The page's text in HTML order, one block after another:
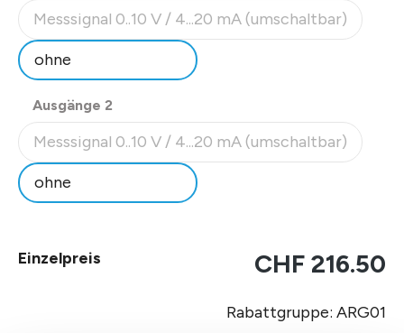
Messsignal 0..10 V / 4...20 mA (umschaltbar)
(Diese Option ist zurzeit nicht verfügbar.)
ohne
Ausgänge 2
Messsignal 0..10 V / 4...20 mA (umschaltbar)
(Diese Option ist zurzeit nicht verfügbar.)
ohne
Einzelpreis CHF 216.50
Rabattgruppe: ARG01